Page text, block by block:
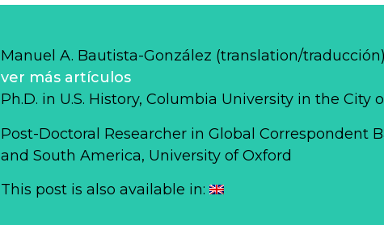
Manuel A. Bautista-González (translation/traducción)
ver más artículos
Ph.D. in U.S. History, Columbia University in the City
Post-Doctoral Researcher in Global Correspondent
and South America, University of Oxford
This post is also available in: